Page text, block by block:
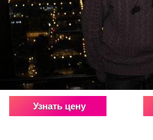
Узнать цену